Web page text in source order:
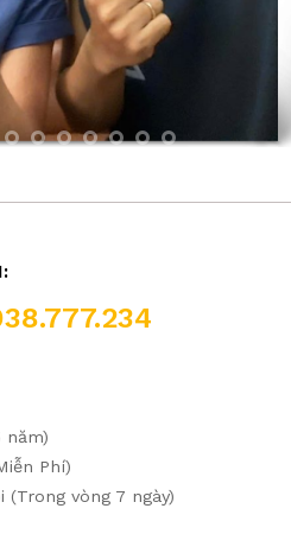
năm)
Phí)
vòng 7 ngày)